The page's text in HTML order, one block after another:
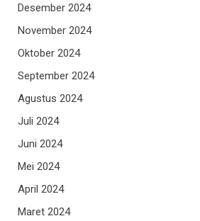
Desember 2024
November 2024
Oktober 2024
September 2024
Agustus 2024
Juli 2024
Juni 2024
Mei 2024
April 2024
Maret 2024